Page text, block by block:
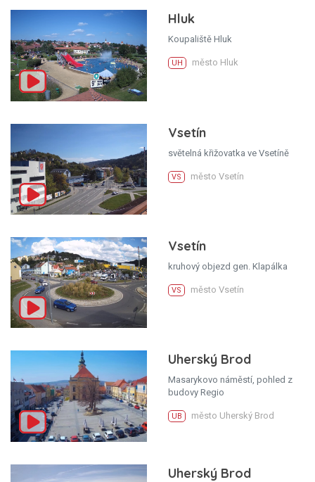
Hluk
Koupaliště Hluk
UH město Hluk
Vsetín
světelná křižovatka ve Vsetíně
VS město Vsetín
Vsetín
kruhový objezd gen. Klapálka
VS město Vsetín
Uherský Brod
Masarykovo náměstí, pohled z
budovy Regio
UB město Uherský Brod
Uherský Brod